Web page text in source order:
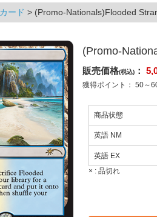
ード > (Promo-Nationals)Flooded
(Promo-
販売価格(税込) ：
獲得ポイント： 50～
商品状態
英語 NM
英語 EX
× : 品切れ